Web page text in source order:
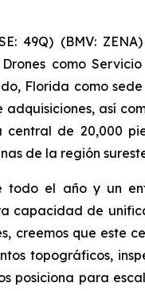
49Q) (BMV: ZENA)
como
Florida como
así
central de 20,000
de la región
todo el año y un
capacidad de
creemos que este
topográficos,
posiciona para